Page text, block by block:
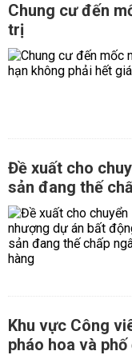
Chung cư đến
trị
Đề xuất cho
sản đang thế
Khu vực Công
pháo hoa và